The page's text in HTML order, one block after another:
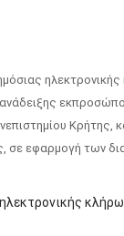
Κρήτης,
σε εφαρμογή των